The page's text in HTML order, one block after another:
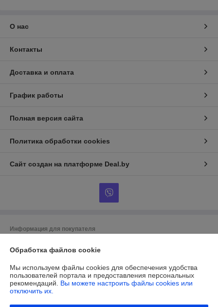
О нас
Контакты
Доставка и оплата
График работы
Полная версия сайта
Политика обработки cookies
Сайт создан на платформе Deal.by
Информация для покупателя
ОТВЕТСТВЕННОСТЬЮ «МАЙАКС»
Брестская, 1А
Регистрационный номер ЕГР: 291188890
Обработка файлов cookie
Мы используем файлы cookies для обеспечения удобства
пользователей портала и предоставления персональных
рекомендаций. Вы можете настроить файлы cookies или
отключить их.